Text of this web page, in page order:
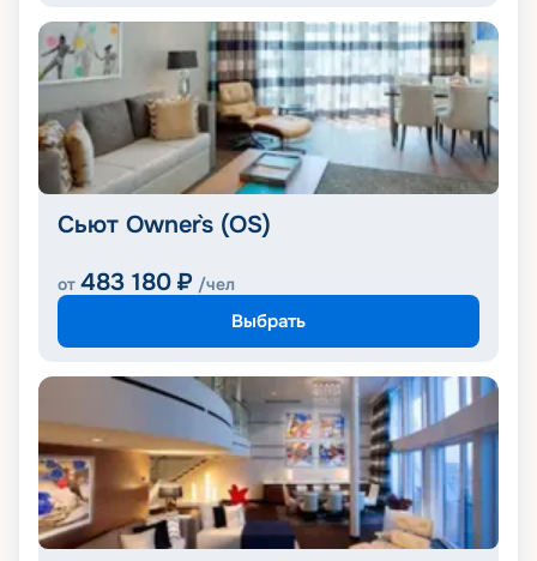
Сьют Owner`s (OS)
от 483 180 ₽ /чел
Выбрать